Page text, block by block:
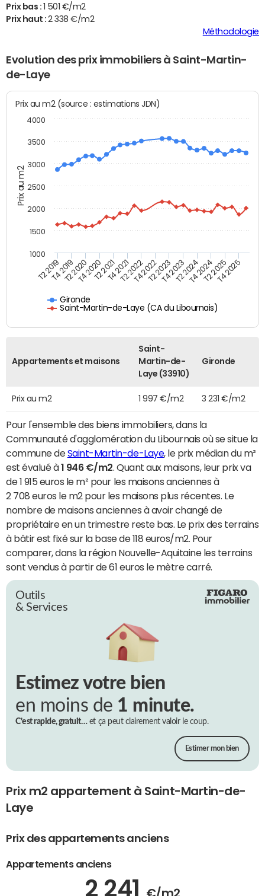
Prix bas :
1 501 €/m2
Prix haut :2 338 €/m2
Méthodologie
Evolution des prix immobiliers à Saint-Martin-
de-Laye
Prix au m2
Prix au m2 (source : estimations JDN)
Gironde
Saint-Martin-de-Laye (CA du Libournais)
T2 2019T4 2019T2 2020T4 2020T2 2021T4 2021T2 2022T4 2022T2 2023T4 2023T2 2024T4 2024T2 2025T4 2025
1000
1500
2000
2500
3000
3500
4000
Appartements et maisons
Saint-
Martin-de-
Laye (33910)
Gironde
Prix au m2 1 997 €/m2 3 231 €/m2
Pour l'ensemble des biens immobiliers, dans la
Communauté d'agglomération du Libournais où se situe la
commune deSaint-Martin-de-Laye, le prix médian du m²
est évalué à1 946 €/m2 . Quant aux maisons, leur prix va
de 1 915 euros le m² pour les maisons anciennes à
2 708 euros le m2 pour les maisons plus récentes. Le
nombre de maisons anciennes à avoir changé de
propriétaire en un trimestre reste bas. Le prix des terrains
à bâtir est fixé sur la base de 118 euros/m2. Pour
comparer, dans la région Nouvelle-Aquitaine les terrains
sont vendus à partir de 61 euros le mètre carré.
Outils
& Services
Estimez votre bien
en moins de 1 minute.
C’est rapide, gratuit…et ça peut clairement valoir le coup.
Estimer mon bien
Prix m2 appartement à Saint-Martin-de-
Laye
Prix des appartements anciens
Appartements anciens
2 241 €/m2